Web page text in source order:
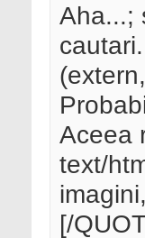
Aha...;
Aceea
text/
[/